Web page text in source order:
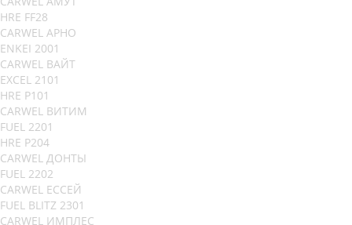
HRE FF28
CARWEL АРНО
ENKEI 2001
CARWEL ВАЙТ
EXCEL 2101
HRE P101
CARWEL ВИТИМ
FUEL 2201
HRE P204
CARWEL ДОНТЫ
FUEL 2202
CARWEL ЕССЕЙ
FUEL BLITZ 2301
CARWEL ИМПЛЕС